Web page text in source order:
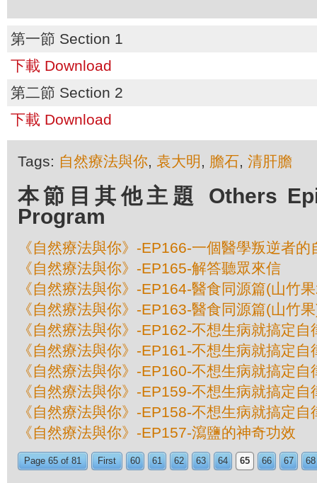
第一節 Section 1
下載 Download
第二節 Section 2
下載 Download
Tags: 自然療法與你, 袁大明 , 膽石, 清肝膽
本節目其他主題 Others
Program
《自然療法與你》-EP166-一個醫學叛逆者的
《自然療法與你》-EP165-解答聽眾來信
《自然療法與你》-EP164-醫食同源篇(山竹
《自然療法與你》-EP163-醫食同源篇(山竹
《自然療法與你》-EP162-不想生病就搞定自
《自然療法與你》-EP161-不想生病就搞定自
《自然療法與你》-EP160-不想生病就搞定自
《自然療法與你》-EP159-不想生病就搞定自
《自然療法與你》-EP158-不想生病就搞定自
《自然療法與你》-EP157-瀉鹽的神奇功效
Page 65 of 81 First 60 61 62 63 64 65 66 67 68